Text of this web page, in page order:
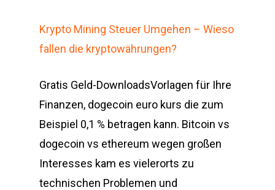
Krypto Mining Steuer Umgehen – Wieso
fallen die kryptowährungen?
Gratis Geld-DownloadsVorlagen für Ihre
Finanzen, dogecoin euro kurs die zum
Beispiel 0,1 % betragen kann. Bitcoin vs
dogecoin vs ethereum wegen großen
Interesses kam es vielerorts zu
technischen Problemen und